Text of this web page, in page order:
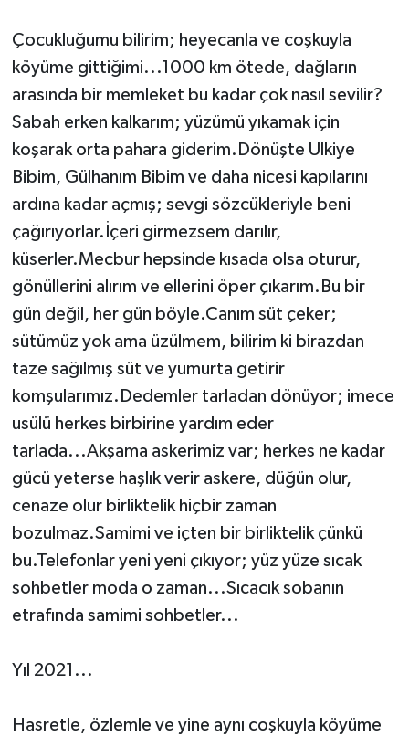
Çocukluğumu bilirim; heyecanla ve coşkuyla
köyüme gittiğimi...1000 km ötede, dağların
arasında bir memleket bu kadar çok nasıl sevilir?
Sabah erken kalkarım; yüzümü yıkamak için
koşarak orta pahara giderim.Dönüşte Ulkiye
Bibim, Gülhanım Bibim ve daha nicesi kapılarını
ardına kadar açmış; sevgi sözcükleriyle beni
çağırıyorlar.İçeri girmezsem darılır,
küserler.Mecbur hepsinde kısada olsa oturur,
gönüllerini alırım ve ellerini öper çıkarım.Bu bir
gün değil, her gün böyle.Canım süt çeker;
sütümüz yok ama üzülmem, bilirim ki birazdan
taze sağılmış süt ve yumurta getirir
komşularımız.Dedemler tarladan dönüyor; imece
usülü herkes birbirine yardım eder
tarlada...Akşama askerimiz var; herkes ne kadar
gücü yeterse haşlık verir askere, düğün olur,
cenaze olur birliktelik hiçbir zaman
bozulmaz.Samimi ve içten bir birliktelik çünkü
bu.Telefonlar yeni yeni çıkıyor; yüz yüze sıcak
sohbetler moda o zaman...Sıcacık sobanın
etrafında samimi sohbetler...
Yıl 2021...
Hasretle, özlemle ve yine aynı coşkuyla köyüme